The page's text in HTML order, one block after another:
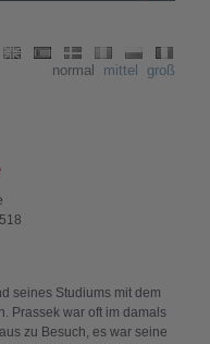
normal mittel groß
seines Studiums mit dem
Prassek war oft im damals
zu Besuch, es war seine